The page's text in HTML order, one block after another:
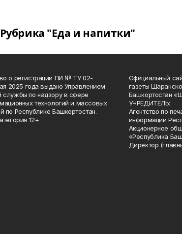
Рубрика "Еда и напитки"
о регистрации ПИ № ТУ 02-
2025 года выдано Управлением
службы по надзору в сфере
технологий и массовых
по Республике Башкортостан.
12+
Официальный
газеты
Башкортостан
УЧРЕДИТЕЛЬ:
Агентство по
информации
Акционерное
«Республика
Директор